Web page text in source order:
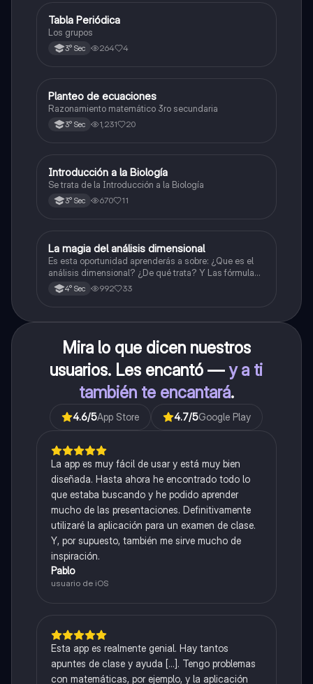
Química
Tabla Periódica
Los grupos
3° Sec 264 4
Matemáticas
Planteo de ecuaciones
Razonamiento matemático 3ro secundaria
3° Sec 1,231 20
Biología
Introducción a la Biología
Se trata de la Introducción a la Biología
3° Sec 670 11
Física
La magia del análisis dimensional
Es esta oportunidad aprenderás a sobre: ¿Que es el
análisis dimensional? ¿De qué trata? Y Las fórmulas
de las magnitudes fundamentales y derivadas.
4° Sec 992 33
Mira lo que dicen nuestros
usuarios. Les encantó —y a ti
también te encantará.
4.6/5App Store 4.7/5Google Play
La app es muy fácil de usar y está muy bien
diseñada. Hasta ahora he encontrado todo lo
que estaba buscando y he podido aprender
mucho de las presentaciones. Definitivamente
utilizaré la aplicación para un examen de clase.
Y, por supuesto, también me sirve mucho de
inspiración.
Pablo
usuario de iOS
Esta app es realmente genial. Hay tantos
apuntes de clase y ayuda [...]. Tengo problemas
con matemáticas, por ejemplo, y la aplicación